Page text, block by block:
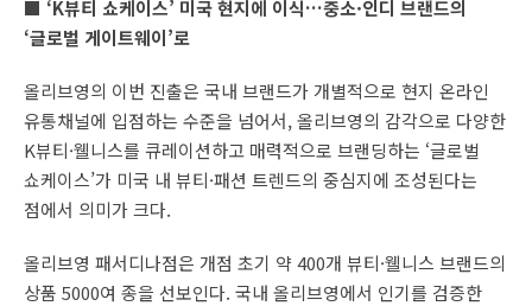
■ ‘K뷰티 쇼케이스’ 미국 현지에 이식…중소·인디 브랜드의
‘글로벌 게이트웨이’로
올리브영의 이번 진출은 국내 브랜드가 개별적으로 현지 온라인
유통채널에 입점하는 수준을 넘어서, 올리브영의 감각으로 다양한
K뷰티·웰니스를 큐레이션하고 매력적으로 브랜딩하는 ‘글로벌
쇼케이스’가 미국 내 뷰티·패션 트렌드의 중심지에 조성된다는
점에서 의미가 크다.
올리브영 패서디나점은 개점 초기 약 400개 뷰티·웰니스 브랜드의
상품 5000여 종을 선보인다. 국내 올리브영에서 인기를 검증한